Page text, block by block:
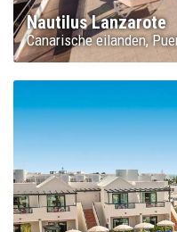
Nautilus Lanzarote
Canarische eilanden